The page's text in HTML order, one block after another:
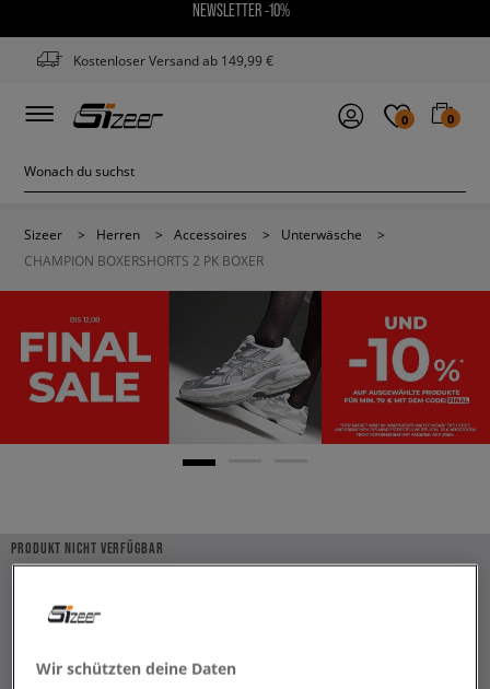
NEWSLETTER -10%
Kostenloser Versand ab 149,99 €
0 0
Sizeer > Herren > Accessoires > Unterwäsche
>
CHAMPION BOXERSHORTS 2 PK BOXER
PRODUKT NICHT VERFÜGBAR
Wir schützten deine Daten